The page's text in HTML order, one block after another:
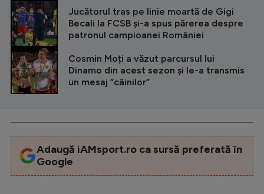
Jucătorul tras pe linie moartă de Gigi
Becali la FCSB și-a spus părerea despre
patronul campioanei României
Cosmin Moți a văzut parcursul lui
Dinamo din acest sezon și le-a transmis
un mesaj ”câinilor”
Adaugă iAMsport.ro ca sursă preferată în
Google